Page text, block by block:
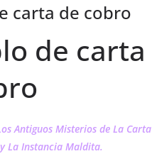
carta de cobro
de carta
Antiguos Misterios de La Carta
La Instancia Maldita.